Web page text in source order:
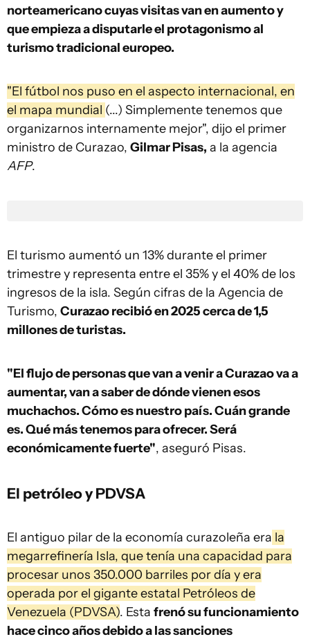
norteamericano cuyas visitas van en aumento y
que empieza a disputarle el protagonismo al
turismo tradicional europeo.
"El fútbol nos puso en el aspecto internacional, en
el mapa mundial (...) Simplemente tenemos que
organizarnos internamente mejor", dijo el primer
ministro de Curazao, Gilmar Pisas, a la agencia
AFP.
El turismo aumentó un 13% durante el primer
trimestre y representa entre el 35% y el 40% de los
ingresos de la isla. Según cifras de la Agencia de
Turismo, Curazao recibió en 2025 cerca de 1,5
millones de turistas.
"El flujo de personas que van a venir a Curazao va a
aumentar, van a saber de dónde vienen esos
muchachos. Cómo es nuestro país. Cuán grande
es. Qué más tenemos para ofrecer. Será
económicamente fuerte", aseguró Pisas.
El petróleo y PDVSA
El antiguo pilar de la economía curazoleña era la
megarrefinería Isla, que tenía una capacidad para
procesar unos 350.000 barriles por día y era
operada por el gigante estatal Petróleos de
Venezuela (PDVSA). Esta frenó su funcionamiento
hace cinco años debido a las sanciones